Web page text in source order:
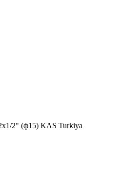
2" (ф15) KAS Turkiya